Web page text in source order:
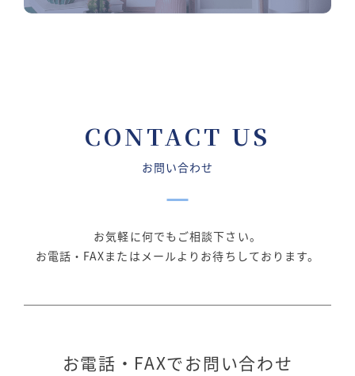
CONTACT US
お問い合わせ
お気軽に何でもご相談下さい。
お電話・FAXまたはメールよりお待ちしております。
お電話・FAXでお問い合わせ